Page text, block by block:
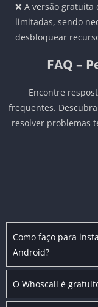
❌ A versão
limitadas, sendo
desbloquear
FAQ –
Encontre
frequentes.
resolver problemas
Como faço para
Android?
O Whoscall é